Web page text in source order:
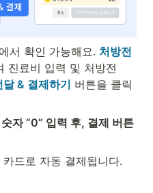
서 확인 가능해요. 처방전
진료비 입력 및 처방전
달 & 결제하기 버튼을 클릭
자 “0” 입력 후, 결제 버튼
드로 자동 결제됩니다.